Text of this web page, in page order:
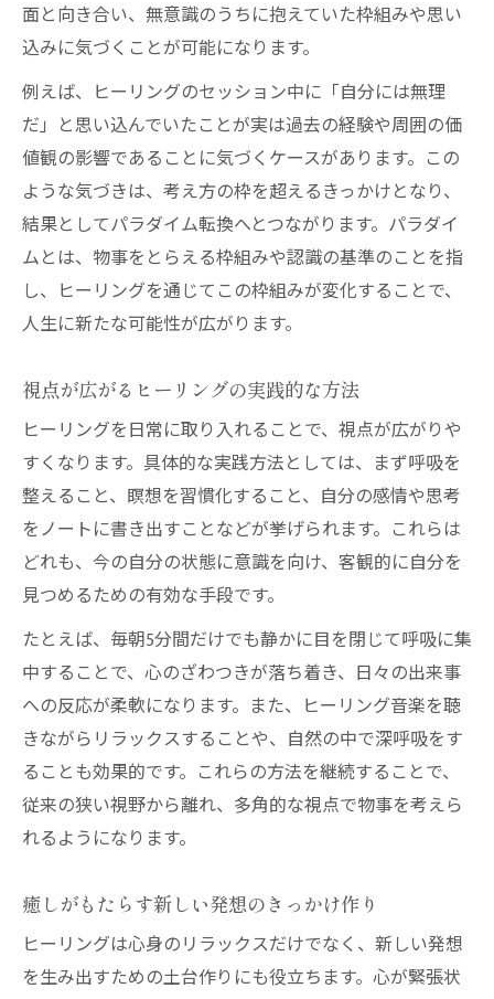
面と向き合い、無意識のうちに抱えていた枠組みや思い
込みに気づくことが可能になります。
例えば、ヒーリングのセッション中に「自分には無理
だ」と思い込んでいたことが実は過去の経験や周囲の価
値観の影響であることに気づくケースがあります。この
ような気づきは、考え方の枠を超えるきっかけとなり、
結果としてパラダイム転換へとつながります。パラダイ
ムとは、物事をとらえる枠組みや認識の基準のことを指
し、ヒーリングを通じてこの枠組みが変化することで、
人生に新たな可能性が広がります。
視点が広がるヒーリングの実践的な方法
ヒーリングを日常に取り入れることで、視点が広がりや
すくなります。具体的な実践方法としては、まず呼吸を
整えること、瞑想を習慣化すること、自分の感情や思考
をノートに書き出すことなどが挙げられます。これらは
どれも、今の自分の状態に意識を向け、客観的に自分を
見つめるための有効な手段です。
たとえば、毎朝5分間だけでも静かに目を閉じて呼吸に集
中することで、心のざわつきが落ち着き、日々の出来事
への反応が柔軟になります。また、ヒーリング音楽を聴
きながらリラックスすることや、自然の中で深呼吸をす
ることも効果的です。これらの方法を継続することで、
従来の狭い視野から離れ、多角的な視点で物事を考えら
れるようになります。
癒しがもたらす新しい発想のきっかけ作り
ヒーリングは心身のリラックスだけでなく、新しい発想
を生み出すための土台作りにも役立ちます。心が緊張状